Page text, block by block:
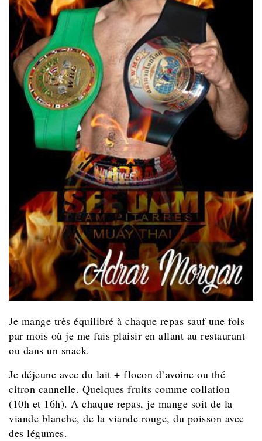
Je mange très équilibré à chaque repas sauf une fois
par mois où je me fais plaisir en allant au restaurant
ou dans un snack.
Je déjeune avec du lait + flocon d’avoine ou thé
citron cannelle. Quelques fruits comme collation
(10h et 16h). A chaque repas, je mange soit de la
viande blanche, de la viande rouge, du poisson avec
des légumes.